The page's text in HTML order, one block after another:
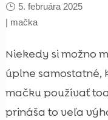
5. februára 2025
| mačka
Niekedy si možno
úplne samostatné,
mačku používať
prináša to veľa